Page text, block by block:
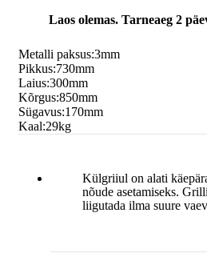
Laos olemas. Tarneaeg 2
Metalli paksus:3mm
Pikkus:730mm
Laius:300mm
Kõrgus:850mm
Sügavus:170mm
Kaal:29kg
Külgriiul on alati
nõude asetamiseks.
liigutada ilma suure